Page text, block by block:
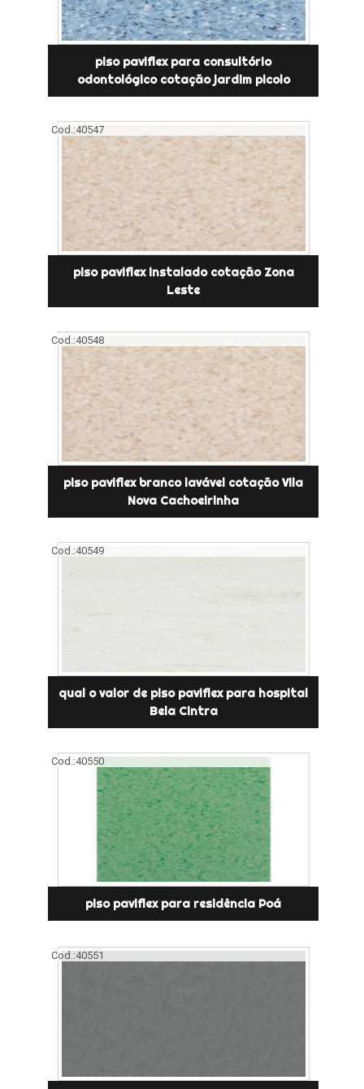
piso paviflex para consultório
odontológico cotação jardim picolo
Cod.:40547
piso paviflex instalado cotação Zona
Leste
Cod.:40548
piso paviflex branco lavável cotação Vila
Nova Cachoeirinha
Cod.:40549
qual o valor de piso paviflex para hospital
Bela Cintra
Cod.:40550
piso paviflex para residência Poá
Cod.:40551